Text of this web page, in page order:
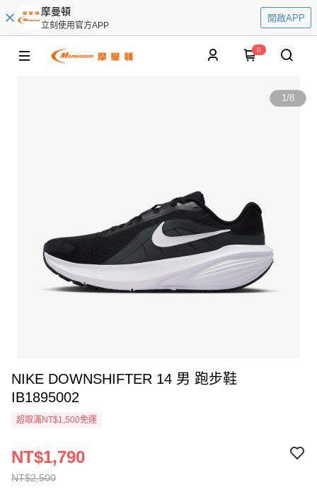
摩曼頓
立刻使用官方APP
開啟APP
0
1/8
NIKE DOWNSHIFTER 14 男 跑步鞋
IB1895002
超取滿NT$1,500免運
NT$2,500
NT$1,790